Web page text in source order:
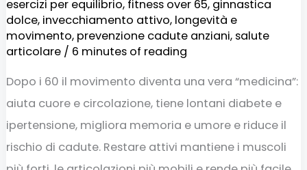
esercizi per equilibrio, fitness over 65, ginnastica
dolce, invecchiamento attivo, longevità e
movimento, prevenzione cadute anziani, salute
articolare/ 6 minutes of reading
Dopo i 60 il movimento diventa una vera “medicina”:
aiuta cuore e circolazione, tiene lontani diabete e
ipertensione, migliora memoria e umore e riduce il
rischio di cadute. Restare attivi mantiene i muscoli
meglio